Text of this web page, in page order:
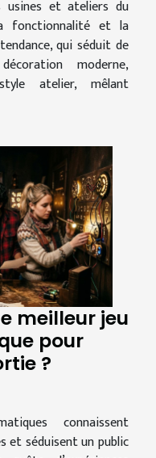
usines et ateliers du
fonctionnalité et la
qui séduit de
moderne,
atelier, mêlant
meilleur jeu
pour
?
connaissent
et séduisent un public